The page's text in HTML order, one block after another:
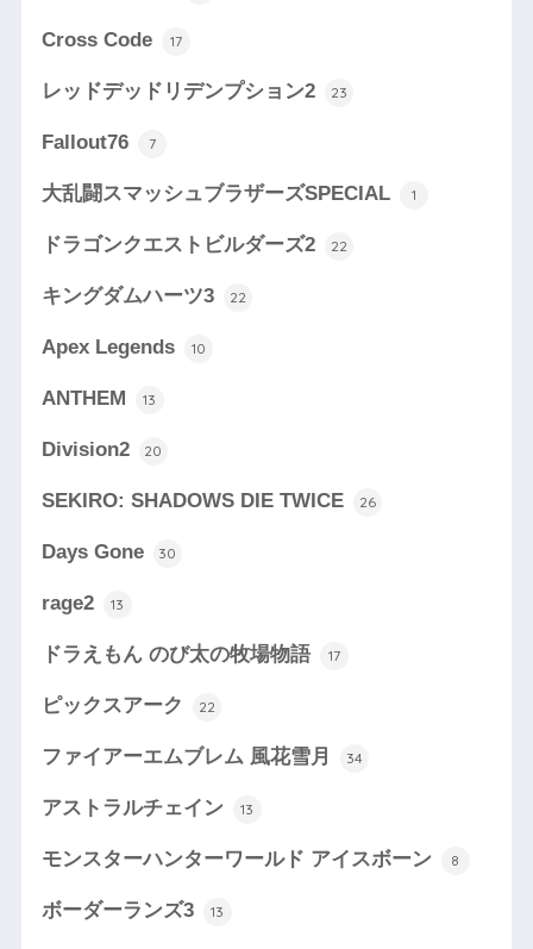
Cross Code 17
レッドデッドリデンプション2 23
Fallout76 7
大乱闘スマッシュブラザーズSPECIAL 1
ドラゴンクエストビルダーズ2 22
キングダムハーツ3 22
Apex Legends 10
ANTHEM 13
Division2 20
SEKIRO: SHADOWS DIE TWICE 26
Days Gone 30
rage2 13
ドラえもん のび太の牧場物語 17
ピックスアーク 22
ファイアーエムブレム 風花雪月 34
アストラルチェイン 13
モンスターハンターワールド アイスボーン 8
ボーダーランズ3 13